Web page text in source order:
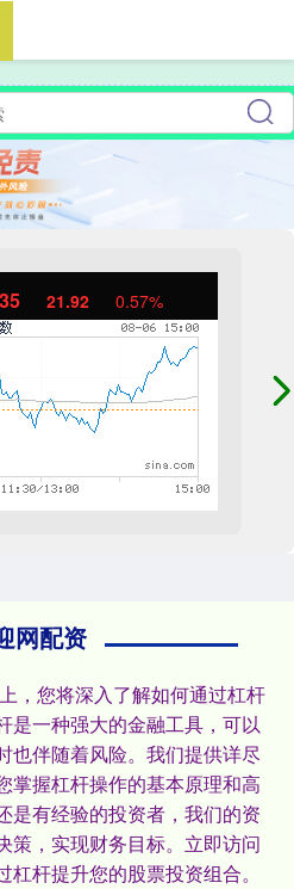
21.92 0.57%
网配资
，您将深入了解如何通过杠杆
是一种强大的金融工具，可以
也伴随着风险。我们提供详尽
掌握杠杆操作的基本原理和高
是有经验的投资者，我们的资
策，实现财务目标。立即访问
杆提升您的股票投资组合。